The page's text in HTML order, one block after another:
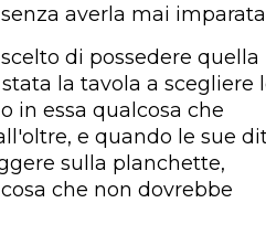
averla mai
di possedere quella
la tavola a scegliere
in essa qualcosa che
e quando le sue
sulla planchette,
che non dovrebbe